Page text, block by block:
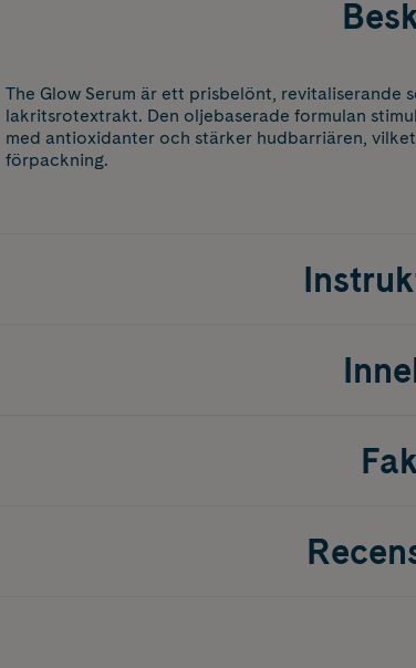
The Glow Serum är ett prisbelönt,
lakritsrotextrakt. Den oljebaserade formulan
med antioxidanter och stärker hudbarriären,
förpackning.